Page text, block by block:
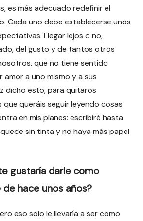
es más adecuado redefinir el
Cada uno debe establecerse unos
Llegar lejos o no,
del gusto y de tantos otros
que no tiene sentido
amor a uno mismo y a sus
dicho esto, para quitaros
queráis seguir leyendo cosas
en mis planes: escribiré hasta
sin tinta y no haya más papel
gustaría darle como
de hace unos años?
eso solo le llevaría a ser como